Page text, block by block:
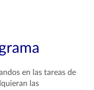
en las tareas de
las